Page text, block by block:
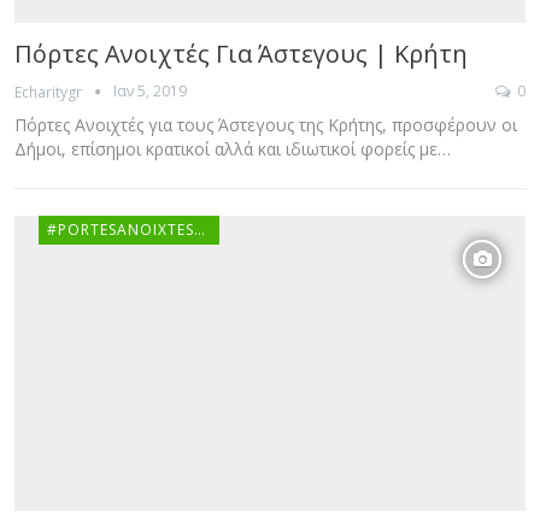
Πόρτες Ανοιχτές Για Άστεγους | Κρήτη
Echaritygr Ιαν 5, 2019 0
Πόρτες Ανοιχτές για τους Άστεγους της Κρήτης, προσφέρουν οι
Δήμοι, επίσημοι κρατικοί αλλά και ιδιωτικοί φορείς με…
#PORTESANOIXTESGR